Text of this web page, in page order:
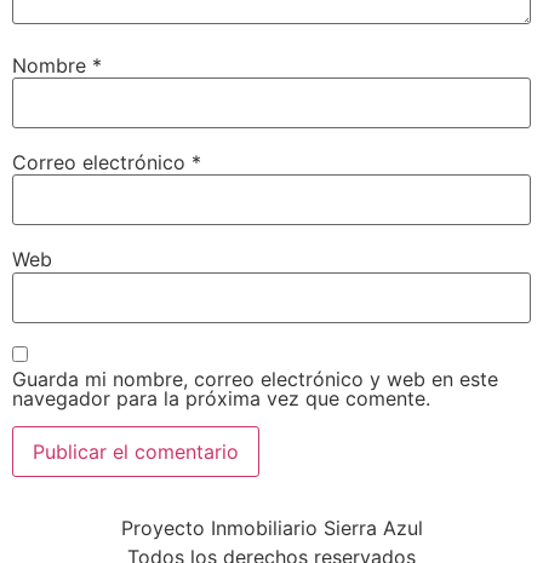
Nombre *
Correo electrónico *
Web
Guarda mi nombre, correo electrónico y web en este
navegador para la próxima vez que comente.
Proyecto Inmobiliario Sierra Azul
Todos los derechos reservados